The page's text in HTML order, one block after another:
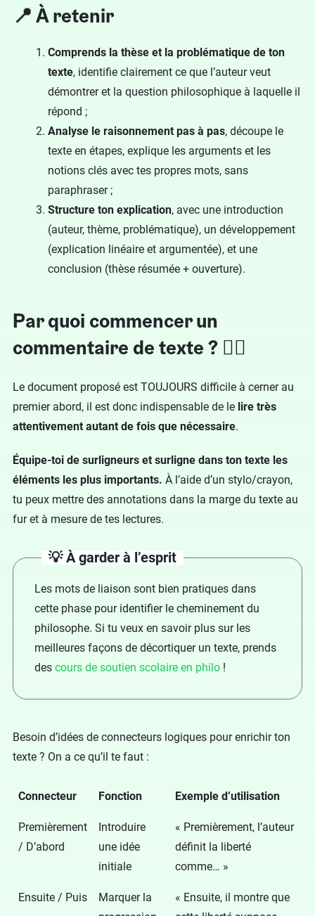
📍 À retenir
Comprends la thèse et la problématique de ton
texte, identifie clairement ce que l’auteur veut
démontrer et la question philosophique à laquelle il
répond ;
Analyse le raisonnement pas à pas, découpe le
texte en étapes, explique les arguments et les
notions clés avec tes propres mots, sans
paraphraser ;
Structure ton explication, avec une introduction
(auteur, thème, problématique), un développement
(explication linéaire et argumentée), et une
conclusion (thèse résumée + ouverture).
Par quoi commencer un
commentaire de texte ? 🏃‍♀️
Le document proposé est TOUJOURS difficile à cerner au
premier abord, il est donc indispensable de le lire très
attentivement autant de fois que nécessaire.
Équipe-toi de surligneurs et surligne dans ton texte les
éléments les plus importants. À l’aide d’un stylo/crayon,
tu peux mettre des annotations dans la marge du texte au
fur et à mesure de tes lectures.
💡 À garder à l’esprit
Les mots de liaison sont bien pratiques dans
cette phase pour identifier le cheminement du
philosophe. Si tu veux en savoir plus sur les
meilleures façons de décortiquer un texte, prends
des cours de soutien scolaire en philo !
Besoin d’idées de connecteurs logiques pour enrichir ton
texte ? On a ce qu’il te faut :
Connecteur Fonction Exemple d’utilisation
Premièrement
/ D’abord
Introduire
une idée
initiale
« Premièrement, l’auteur
définit la liberté
comme… »
Ensuite / Puis
Marquer la
« Ensuite, il montre que